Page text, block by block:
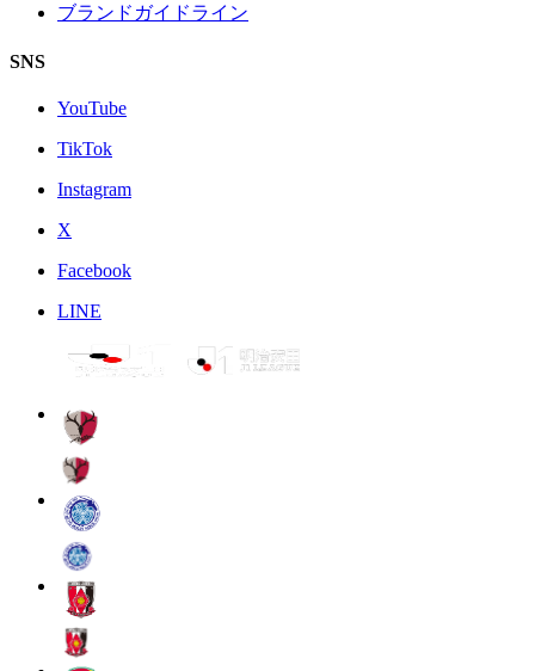
ブランドガイドライン
SNS
YouTube
TikTok
Instagram
X
Facebook
LINE